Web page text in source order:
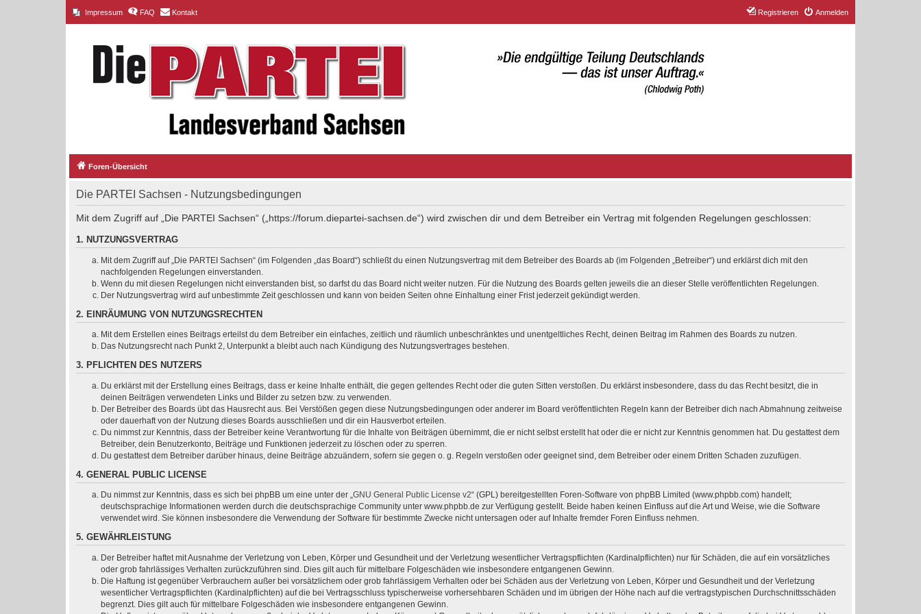
Impressum FAQ Kontakt Anmelden
Registrieren
Foren-Übersicht
Die PARTEI Sachsen - Nutzungsbedingungen
Mit dem Zugriff auf „Die PARTEI Sachsen“ („https://forum.diepartei-sachsen.de“) wird zwischen dir und dem Betreiber ein Vertrag mit folgenden Regelungen geschlossen:
1. NUTZUNGSVERTRAG
Mit dem Zugriff auf „Die PARTEI Sachsen“ (im Folgenden „das Board“) schließt du einen Nutzungsvertrag mit dem Betreiber des Boards ab (im Folgenden „Betreiber“) und erklärst dich mit den
nachfolgenden Regelungen einverstanden.
Wenn du mit diesen Regelungen nicht einverstanden bist, so darfst du das Board nicht weiter nutzen. Für die Nutzung des Boards gelten jeweils die an dieser Stelle veröffentlichten Regelungen.
Der Nutzungsvertrag wird auf unbestimmte Zeit geschlossen und kann von beiden Seiten ohne Einhaltung einer Frist jederzeit gekündigt werden.
2. EINRÄUMUNG VON NUTZUNGSRECHTEN
Mit dem Erstellen eines Beitrags erteilst du dem Betreiber ein einfaches, zeitlich und räumlich unbeschränktes und unentgeltliches Recht, deinen Beitrag im Rahmen des Boards zu nutzen.
Das Nutzungsrecht nach Punkt 2, Unterpunkt a bleibt auch nach Kündigung des Nutzungsvertrages bestehen.
3. PFLICHTEN DES NUTZERS
Du erklärst mit der Erstellung eines Beitrags, dass er keine Inhalte enthält, die gegen geltendes Recht oder die guten Sitten verstoßen. Du erklärst insbesondere, dass du das Recht besitzt, die in
deinen Beiträgen verwendeten Links und Bilder zu setzen bzw. zu verwenden.
Der Betreiber des Boards übt das Hausrecht aus. Bei Verstößen gegen diese Nutzungsbedingungen oder anderer im Board veröffentlichten Regeln kann der Betreiber dich nach Abmahnung zeitweise
oder dauerhaft von der Nutzung dieses Boards ausschließen und dir ein Hausverbot erteilen.
Du nimmst zur Kenntnis, dass der Betreiber keine Verantwortung für die Inhalte von Beiträgen übernimmt, die er nicht selbst erstellt hat oder die er nicht zur Kenntnis genommen hat. Du gestattest dem
Betreiber, dein Benutzerkonto, Beiträge und Funktionen jederzeit zu löschen oder zu sperren.
Du gestattest dem Betreiber darüber hinaus, deine Beiträge abzuändern, sofern sie gegen o. g. Regeln verstoßen oder geeignet sind, dem Betreiber oder einem Dritten Schaden zuzufügen.
4. GENERAL PUBLIC LICENSE
Du nimmst zur Kenntnis, dass es sich bei phpBB um eine unter der „GNU General Public License v2“ (GPL) bereitgestellten Foren-Software von phpBB Limited (www.phpbb.com) handelt;
deutschsprachige Informationen werden durch die deutschsprachige Community unter www.phpbb.de zur Verfügung gestellt. Beide haben keinen Einfluss auf die Art und Weise, wie die Software
verwendet wird. Sie können insbesondere die Verwendung der Software für bestimmte Zwecke nicht untersagen oder auf Inhalte fremder Foren Einfluss nehmen.
5. GEWÄHRLEISTUNG
Der Betreiber haftet mit Ausnahme der Verletzung von Leben, Körper und Gesundheit und der Verletzung wesentlicher Vertragspflichten (Kardinalpflichten) nur für Schäden, die auf ein vorsätzliches
oder grob fahrlässiges Verhalten zurückzuführen sind. Dies gilt auch für mittelbare Folgeschäden wie insbesondere entgangenen Gewinn.
Die Haftung ist gegenüber Verbrauchern außer bei vorsätzlichem oder grob fahrlässigem Verhalten oder bei Schäden aus der Verletzung von Leben, Körper und Gesundheit und der Verletzung
wesentlicher Vertragspflichten (Kardinalpflichten) auf die bei Vertragsschluss typischerweise vorhersehbaren Schäden und im übrigen der Höhe nach auf die vertragstypischen Durchschnittsschäden
begrenzt. Dies gilt auch für mittelbare Folgeschäden wie insbesondere entgangenen Gewinn.